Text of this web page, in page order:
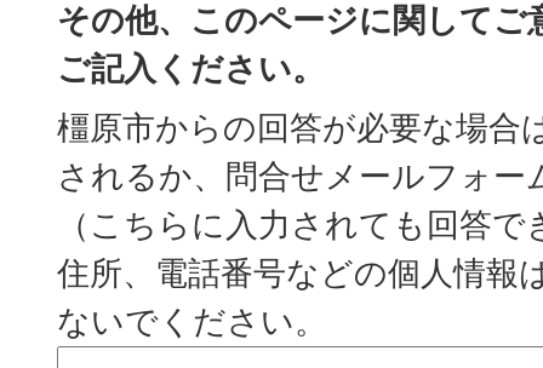
その他、このページに関してご
ご記入ください。
橿原市からの回答が必要な場合
されるか、問合せメールフォー
（こちらに入力されても回答
住所、電話番号などの個人情報
ないでください。